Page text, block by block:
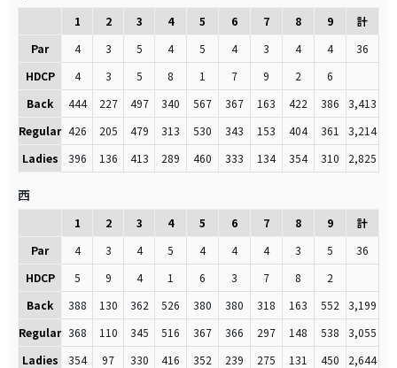
1 2 3 4 5 6 7 8 9
計
Par
4 3 5 4 5 4 3 4 4
36
HDCP
4 3 5 8 1 7 9 2
6
Back
444 227 497 340 567 367 163 422 386
3,413
Regular 426 205 479 313 530 343 153 404 361
3,214
Ladies
396 136 413 289 460 333 134 354 310 2,825
西
1 2 3 4 5 6 7 8 9
計
Par
4 3 4 5 4 4 4 3 5
36
HDCP
5 9 4 1 6 3 7 8
2
Back
388 130 362 526 380 380 318 163 552
3,199
Regular 368 110 345 516 367 366 297 148 538
3,055
Ladies
354 97 330 416 352 239 275 131 450 2,644